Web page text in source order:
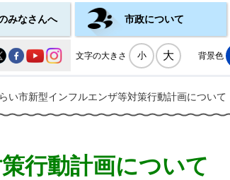
みなさんへ 市政について
文字の大きさ 小 大 背景色
い市新型インフルエンザ等対策行動計画について
行動計画について